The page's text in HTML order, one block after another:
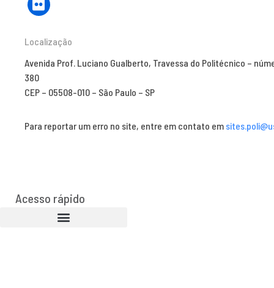
Localização
Avenida Prof. Luciano Gualberto, Travessa do Politécnico –
380
CEP – 05508-010 – São Paulo – SP
Para reportar um erro no site, entre em contato em
Acesso rápido